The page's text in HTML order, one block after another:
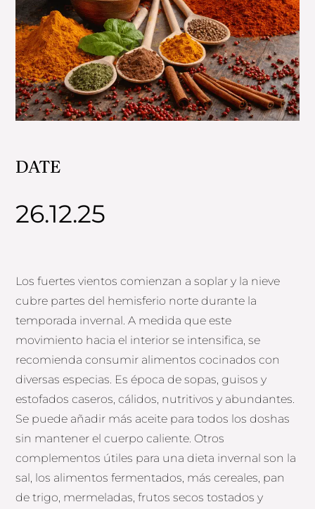
DATE
26.12.25
Los fuertes vientos comienzan a soplar y la nieve
cubre partes del hemisferio norte durante la
temporada invernal. A medida que este
movimiento hacia el interior se intensifica, se
recomienda consumir alimentos cocinados con
diversas especias. Es época de sopas, guisos y
estofados caseros, cálidos, nutritivos y abundantes.
Se puede añadir más aceite para todos los doshas
sin mantener el cuerpo caliente. Otros
complementos útiles para una dieta invernal son la
sal, los alimentos fermentados, más cereales, pan
de trigo, mermeladas, frutos secos tostados y